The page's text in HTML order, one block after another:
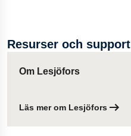
Resurser och support
Om Lesjöfors
Läs mer om Lesjöfors